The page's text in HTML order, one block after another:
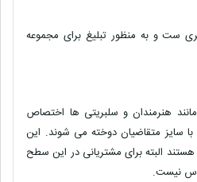
ست و به منظور تبلیغ برای مجموعه
هنرمندان و سلبریتی ها اختصاص
سایز متقاضیان دوخته می شوند. این
البته برای مشتریانی در این سطح
نیست.